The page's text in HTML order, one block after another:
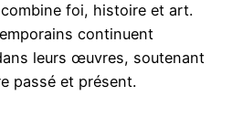
foi, histoire et art.
continuent
leurs œuvres, soutenant
passé et présent.